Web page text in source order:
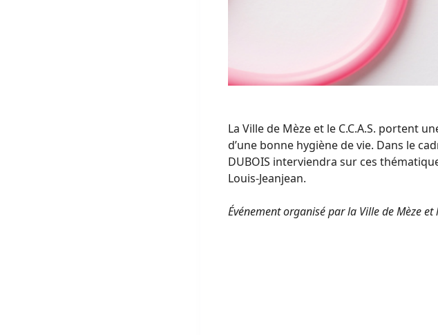
La Ville de Mèze et le C.C.A.S. portent
d’une bonne hygiène de vie. Dans le
DUBOIS interviendra sur ces
Louis-Jeanjean.
Événement organisé par la Ville de Mèze et